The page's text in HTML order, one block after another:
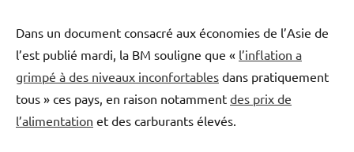
Dans un document consacré aux économies de l’Asie de
l’est publié mardi, la BM souligne que « l’inflation a
grimpé à des niveaux inconfortables dans pratiquement
tous » ces pays, en raison notamment des prix de
l’alimentation et des carburants élevés.